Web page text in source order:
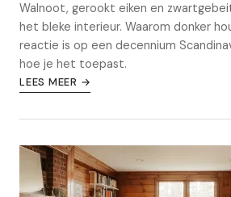
Walnoot, gerookt eiken en
het bleke interieur. Waarom donker
reactie is op een decennium
hoe je het toepast.
LEES MEER →